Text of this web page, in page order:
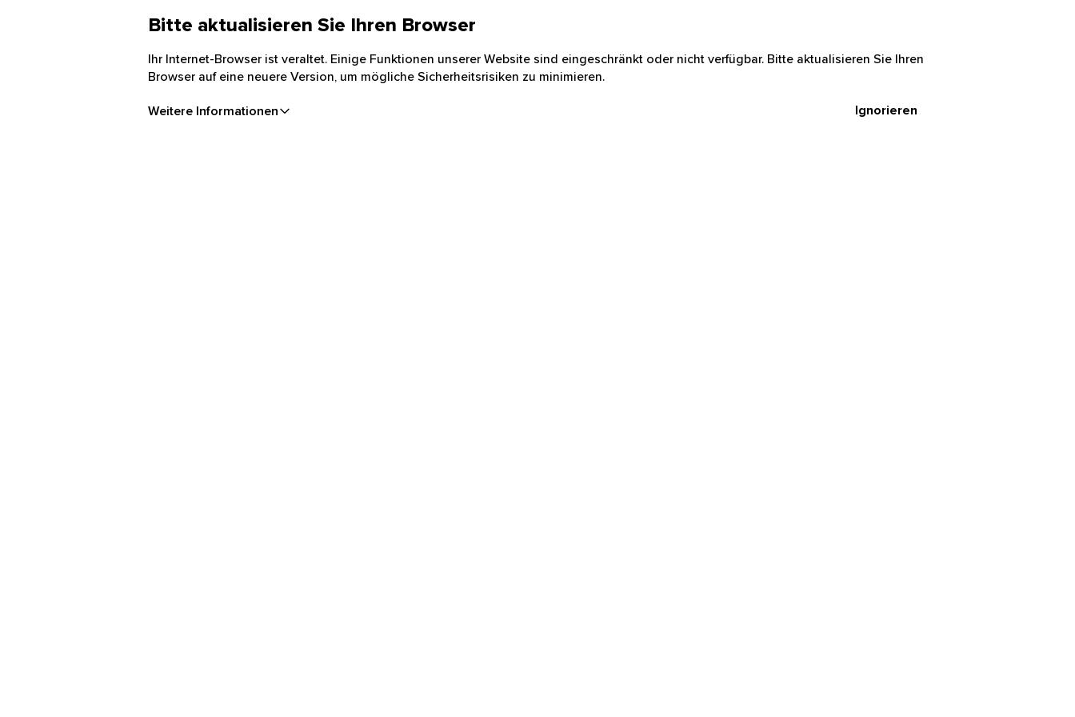
Bitte aktualisieren Sie Ihren Browser
Ihr Internet-Browser ist veraltet. Einige Funktionen unserer Website sind eingeschränkt oder nicht verfügbar. Bitte aktualisieren Sie Ihren
Browser auf eine neuere Version, um mögliche Sicherheitsrisiken zu minimieren.
Weitere Informationen Ignorieren